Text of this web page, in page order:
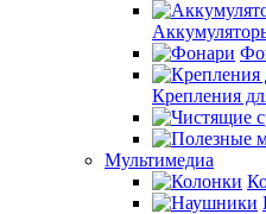
Крепления
Мультимедиа